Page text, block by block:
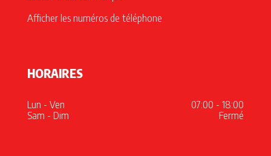
Afficher les numéros de téléphone
HORAIRES
Lun - Ven
07:00 - 18:00
Sam - Dim
Fermé